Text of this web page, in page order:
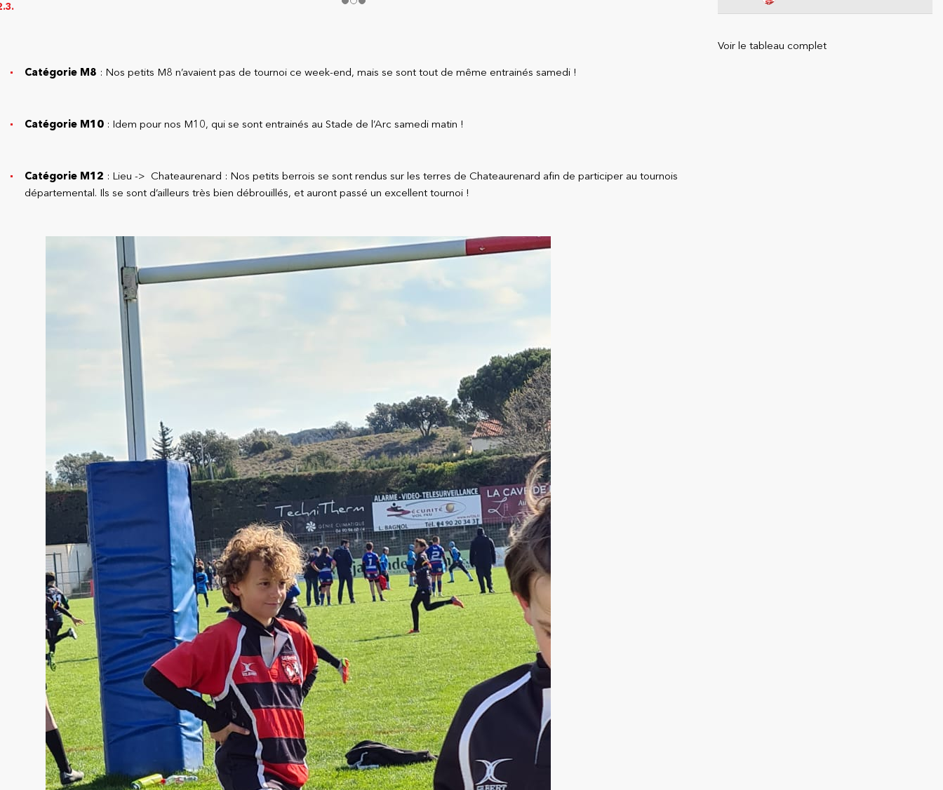
Catégorie M8 : Nos petits M8 n’avaient pas de tournoi ce week-end, mais se sont tout de même entrainés samedi !
Catégorie M10 : Idem pour nos M10, qui se sont entrainés au Stade de l’Arc samedi matin !
Catégorie M12 : Lieu -> Chateaurenard : Nos petits berrois se sont rendus sur les terres de Chateaurenard afin de participer au tournois
départemental. Ils se sont d’ailleurs très bien débrouillés, et auront passé un excellent tournoi !
Voir le tableau complet